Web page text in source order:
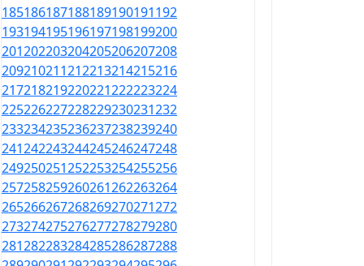
185186187188189190191192
193194195196197198199200
201202203204205206207208
209210211212213214215216
217218219220221222223224
225226227228229230231232
233234235236237238239240
241242243244245246247248
249250251252253254255256
257258259260261262263264
265266267268269270271272
273274275276277278279280
281282283284285286287288